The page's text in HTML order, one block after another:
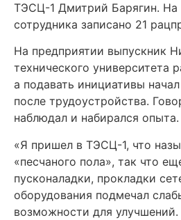
ТЭСЦ-1 Дмитрий Барягин. На
сотрудника записано 21
На предприятии выпускник
технического университета
а подавать инициативы
после трудоустройства.
наблюдал и набирался опыта.
«Я пришел в ТЭСЦ-1, что
«песчаного пола», так что
пусконаладки, прокладки
оборудования подмечал
возможности для